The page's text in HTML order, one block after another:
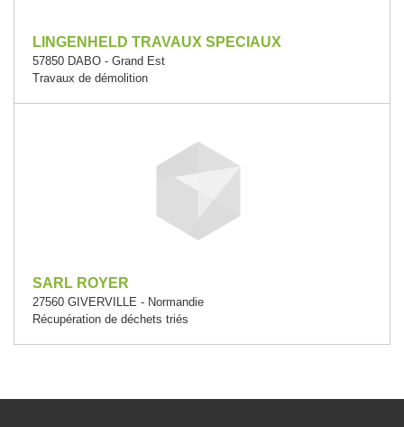
LINGENHELD TRAVAUX SPECIAUX
57850 DABO - Grand Est
Travaux de démolition
SARL ROYER
27560 GIVERVILLE - Normandie
Récupération de déchets triés